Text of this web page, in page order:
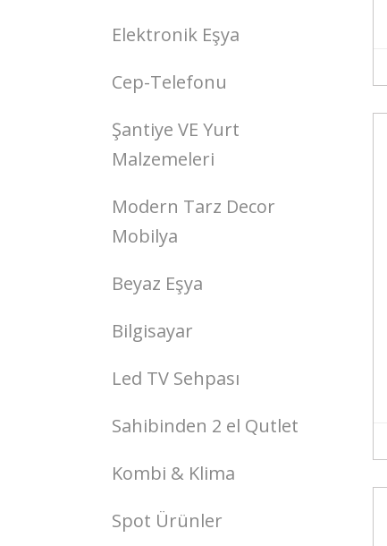
Elektronik Eşya
Cep-Telefonu
Şantiye VE Yurt
Malzemeleri
Modern Tarz Decor
Mobilya
Beyaz Eşya
Bilgisayar
Led TV Sehpası
Sahibinden 2 el Qutlet
Kombi & Klima
Spot Ürünler